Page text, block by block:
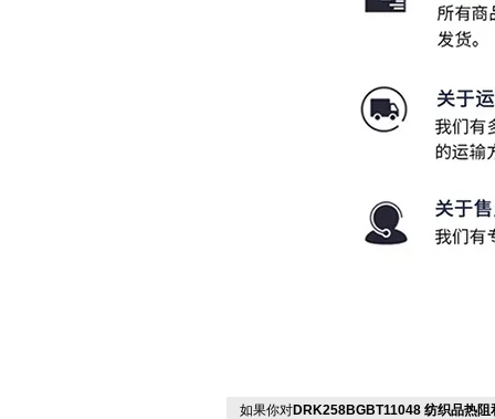
如果你对DRK258BGBT11048 纺织品热阻